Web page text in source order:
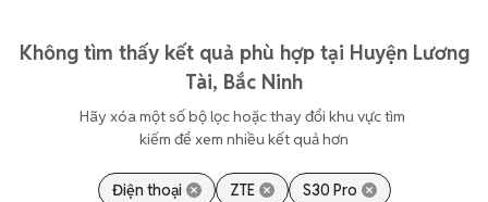
Không tìm thấy kết quả phù hợp tại Huyện Lương
Tài, Bắc Ninh
Hãy xóa một số bộ lọc hoặc thay đổi khu vực tìm
kiếm để xem nhiều kết quả hơn
Điện thoại ZTE S30 Pro